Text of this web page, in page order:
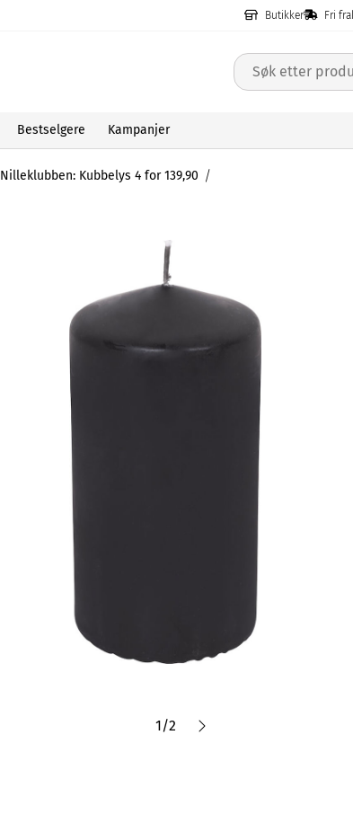
Butikker Fri
Bestselgere Kampanjer
Nilleklubben: Kubbelys 4 for 139,90
1/2